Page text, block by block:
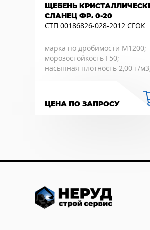
ЩЕБЕНЬ
СЛАНЕЦ ФР. 0-20
СТП 00186826-028-2012 СГОК
марка по дробимости М1200;
морозостойкость F50;
насыпная плотность 2,00 т/м3;
ЦЕНА ПО ЗАПРОСУ